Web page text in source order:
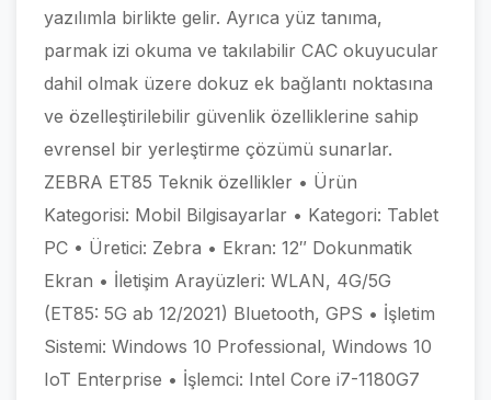
yazılımla birlikte gelir. Ayrıca yüz tanıma,
parmak izi okuma ve takılabilir CAC okuyucular
dahil olmak üzere dokuz ek bağlantı noktasına
ve özelleştirilebilir güvenlik özelliklerine sahip
evrensel bir yerleştirme çözümü sunarlar.
ZEBRA ET85 Teknik özellikler • Ürün
Kategorisi: Mobil Bilgisayarlar • Kategori: Tablet
PC • Üretici: Zebra • Ekran: 12″ Dokunmatik
Ekran • İletişim Arayüzleri: WLAN, 4G/5G
(ET85: 5G ab 12/2021) Bluetooth, GPS • İşletim
Sistemi: Windows 10 Professional, Windows 10
IoT Enterprise • İşlemci: Intel Core i7-1180G7